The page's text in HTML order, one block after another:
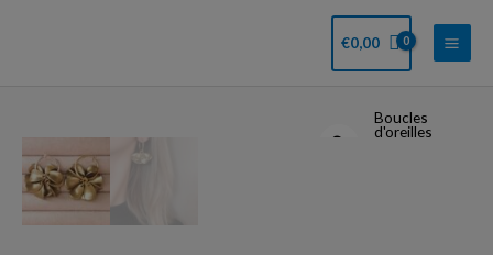
€0,00
Main
Boucles
d'oreilles
Aquarelle
mat